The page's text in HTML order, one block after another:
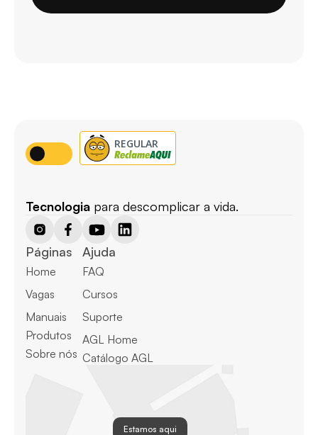
Tecnologia para descomplicar a vida.
Páginas
Home
Vagas
Manuais
Produtos
Sobre nós
Ajuda
FAQ
Cursos
Suporte
AGL Home
Catálogo AGL
Estamos aqui